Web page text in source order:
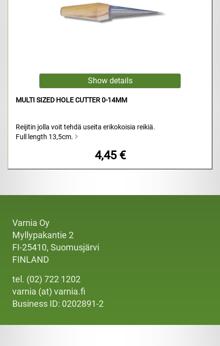
MULTI SIZED HOLE CUTTER 0-14MM
Reijitin jolla voit tehdä useita erikokoisia reikiä.
Full length 13,5cm.
4,45 €
Varnia Oy
Myllypakantie 2
FI-25410, Suomusjärvi
FINLAND
tel. (02) 722 1202
varnia (at) varnia.fi
Business ID: 0202891-2